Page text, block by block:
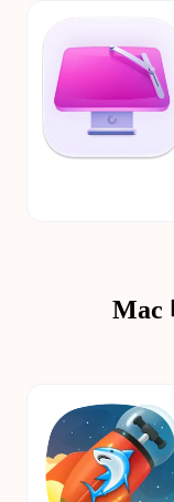
Mac